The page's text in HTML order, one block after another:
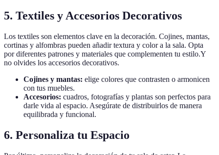
5. Textiles y Accesorios Decorativos
Los textiles son elementos clave en la decoración. Cojines, mantas,
cortinas y alfombras pueden añadir textura y color a la sala. Opta
por diferentes patrones y materiales que complementen tu estilo.Y
no olvides los accesorios decorativos.
Cojines y mantas: elige colores que contrasten o armonicen
con tus muebles.
Accesorios: cuadros, fotografías y plantas son perfectos para
darle vida al espacio. Asegúrate de distribuirlos de manera
equilibrada y funcional.
6. Personaliza tu Espacio